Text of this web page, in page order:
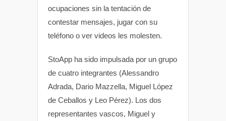
ocupaciones sin la tentación de
contestar mensajes, jugar con su
teléfono o ver videos les molesten.
StoApp ha sido impulsada por un grupo
de cuatro integrantes (Alessandro
Adrada, Dario Mazzella, Miguel López
de Ceballos y Leo Pérez). Los dos
representantes vascos, Miguel y